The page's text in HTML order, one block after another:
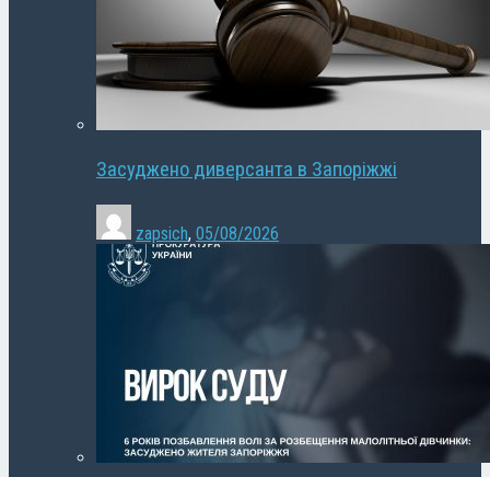
Засуджено диверсанта в Запоріжжі
zapsich, 05/08/2026